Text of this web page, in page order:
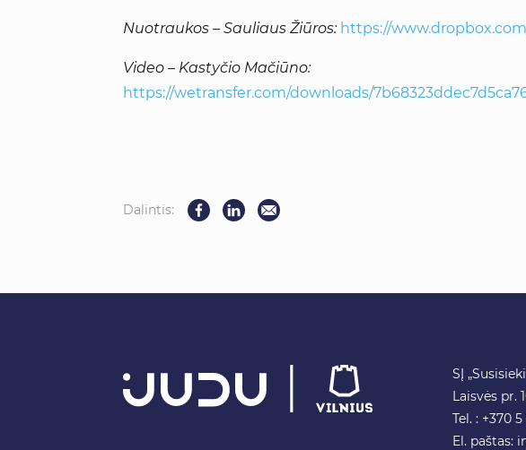
Nuotraukos – Sauliaus Žiūros: https://
Video – Kastyčio Mačiūno:
https://wetransfer.com/downloads/
Dalintis:
SĮ
Laisvės pr.
Tel. : +370
El. paštas: